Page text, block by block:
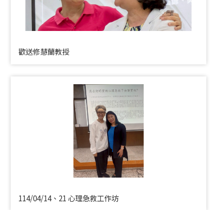
歡送修慧蘭教授
114/04/14、21 心理急救工作坊